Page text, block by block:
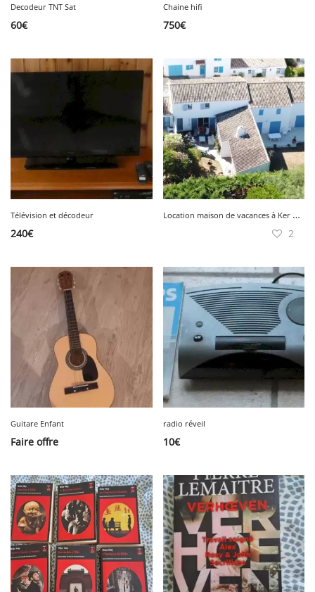
Decodeur TNT Sat
60€
Chaine hifi
750€
Télévision et décodeur
240€
L
ocation maison de vacances à Ker Chalon
2
Guitare Enfant
Faire offre
radio réveil
10€